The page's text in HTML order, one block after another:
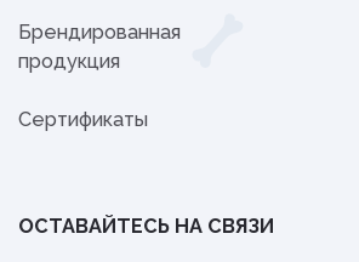
Брендированная
продукция
Сертификаты
ОСТАВАЙТЕСЬ НА СВЯЗИ